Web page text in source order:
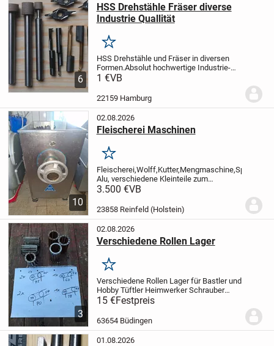
6
HSS Drehstähle Fräser diverse
Industrie Quallität
Merken
HSS Drehstähle und Fräser in diversen
Formen.Absolut hochwertige Industrie-
Quallität
B=10mm5 D=7 - B=7mm
1 €VB
22159 Hamburg
10
02.08.2026
Fleischerei Maschinen
Merken
Alu, verschiedene Kleinteile zum
abholen.Alles ältere Maschinen,alle
3.500 €VB
23858 Reinfeld (Holstein)
3
02.08.2026
Verschiedene Rollen Lager
Merken
Verschiedene Rollen Lager für Bastler und
Hobby Tüftler Heimwerker Schrauber
Spezialisten Oldtimer Restaurierung
Landtechnik Teile alle zusammen
inklusive Versand für 15
15 €Festpreis
63654 Büdingen
01.08.2026